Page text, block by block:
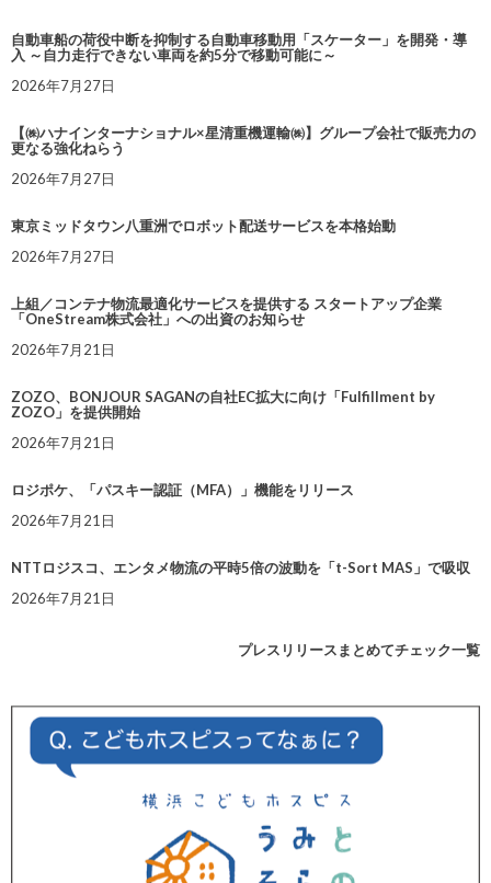
自動車船の荷役中断を抑制する自動車移動用「スケーター」を開発・導
入 ～自力走行できない車両を約5分で移動可能に～
2026年7月27日
【㈱ハナインターナショナル×星清重機運輸㈱】グループ会社で販売力の
更なる強化ねらう
2026年7月27日
東京ミッドタウン八重洲でロボット配送サービスを本格始動
2026年7月27日
上組／コンテナ物流最適化サービスを提供する スタートアップ企業
「OneStream株式会社」への出資のお知らせ
2026年7月21日
ZOZO、BONJOUR SAGANの自社EC拡大に向け「Fulfillment by
ZOZO」を提供開始
2026年7月21日
ロジポケ、「パスキー認証（MFA）」機能をリリース
2026年7月21日
NTTロジスコ、エンタメ物流の平時5倍の波動を「t-Sort MAS」で吸収
2026年7月21日
プレスリリースまとめてチェック一覧